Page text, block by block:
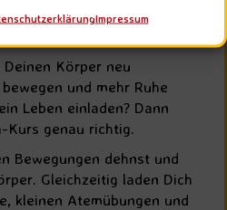
Impressum
Körper neu
und mehr Ruhe
Leben einladen? Dann
Kurs genau richtig.
Bewegungen dehnst und
Gleichzeitig laden Dich
kleinen Atemübungen und